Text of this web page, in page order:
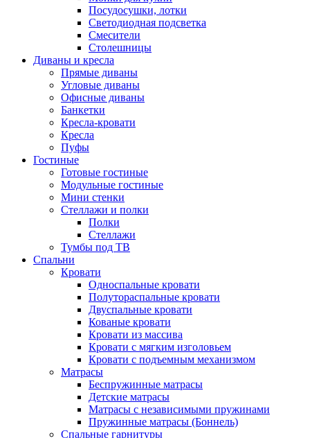
Посудосушки, лотки
Светодиодная подсветка
Смесители
Столешницы
Диваны и кресла
Прямые диваны
Угловые диваны
Офисные диваны
Банкетки
Кресла-кровати
Кресла
Пуфы
Гостиные
Готовые гостиные
Модульные гостиные
Мини стенки
Стеллажи и полки
Полки
Стеллажи
Тумбы под ТВ
Спальни
Кровати
Односпальные кровати
Полутораспальные кровати
Двуспальные кровати
Кованые кровати
Кровати из массива
Кровати с мягким изголовьем
Кровати с подъемным механизмом
Матрасы
Беспружинные матрасы
Детские матрасы
Матрасы с независимыми пружинами
Пружинные матрасы (Боннель)
Спальные гарнитуры